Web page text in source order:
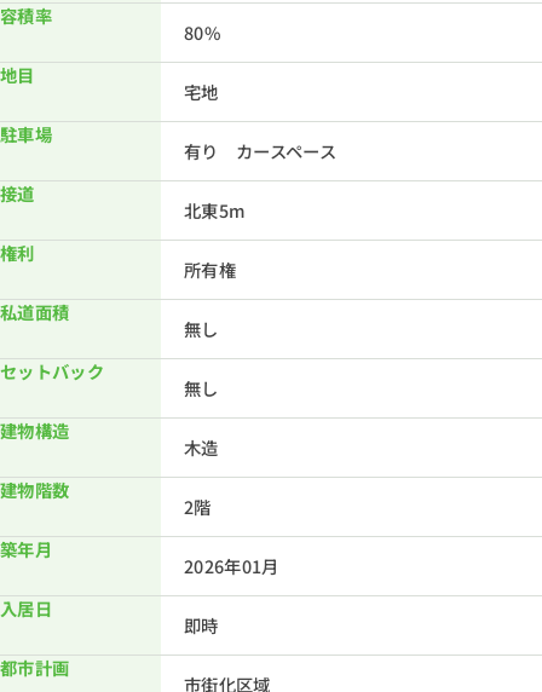
容積率
80%
地目
宅地
駐車場
有り カースペース
接道
北東5m
権利
所有権
私道面積
無し
セットバック
無し
建物構造
木造
建物階数
2階
築年月
2026年01月
入居日
即時
都市計画
市街化区域